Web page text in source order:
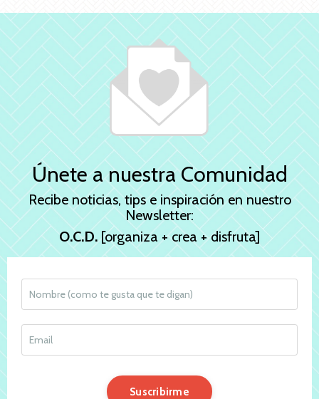
Únete a nuestra Comunidad
Recibe noticias, tips e inspiración en nuestro
Newsletter:
O.C.D.[organiza + crea + disfruta]
Suscribirme